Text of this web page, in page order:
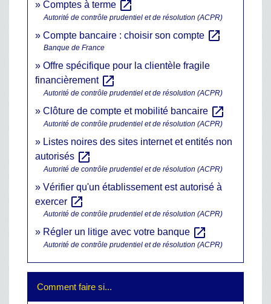
Comptes à terme open_in_new
Autorité de contrôle prudentiel et de résolution (ACPR)
Compte bancaire : choisir son compte open_in_new
Banque de France
Offre spécifique pour la clientèle fragile
financièrement open_in_new
Autorité de contrôle prudentiel et de résolution (ACPR)
Clôture de compte et mobilité bancaire open_in_new
Autorité de contrôle prudentiel et de résolution (ACPR)
Listes noires des sites internet et entités non
autorisés open_in_new
Autorité de contrôle prudentiel et de résolution (ACPR)
Vérifier qu'un établissement est autorisé à
exercer open_in_new
Autorité de contrôle prudentiel et de résolution (ACPR)
Régler un litige avec votre banque open_in_new
Autorité de contrôle prudentiel et de résolution (ACPR)
Comment faire si...